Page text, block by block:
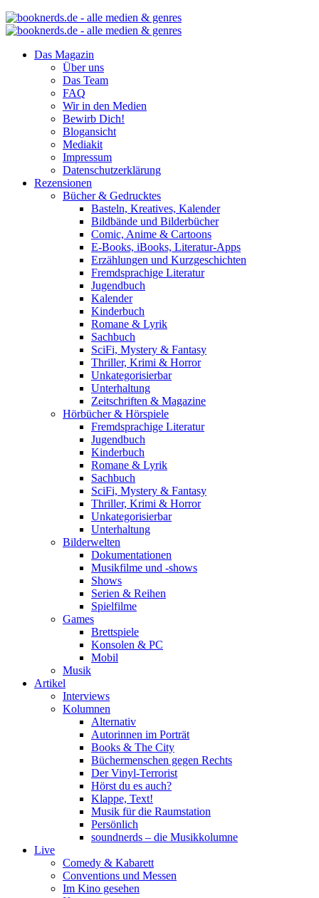
Das Magazin
Über uns
Das Team
FAQ
Wir in den Medien
Bewirb Dich!
Blogansicht
Mediakit
Impressum
Datenschutzerklärung
Rezensionen
Bücher & Gedrucktes
Basteln, Kreatives, Kalender
Bildbände und Bilderbücher
Comic, Anime & Cartoons
E-Books, iBooks, Literatur-Apps
Erzählungen und Kurzgeschichten
Fremdsprachige Literatur
Jugendbuch
Kalender
Kinderbuch
Romane & Lyrik
Sachbuch
SciFi, Mystery & Fantasy
Thriller, Krimi & Horror
Unkategorisierbar
Unterhaltung
Zeitschriften & Magazine
Hörbücher & Hörspiele
Fremdsprachige Literatur
Jugendbuch
Kinderbuch
Romane & Lyrik
Sachbuch
SciFi, Mystery & Fantasy
Thriller, Krimi & Horror
Unkategorisierbar
Unterhaltung
Bilderwelten
Dokumentationen
Musikfilme und -shows
Shows
Serien & Reihen
Spielfilme
Games
Brettspiele
Konsolen & PC
Mobil
Musik
Artikel
Interviews
Kolumnen
Alternativ
Autorinnen im Porträt
Books & The City
Büchermenschen gegen Rechts
Der Vinyl-Terrorist
Hörst du es auch?
Klappe, Text!
Musik für die Raumstation
Persönlich
soundnerds – die Musikkolumne
Live
Comedy & Kabarett
Conventions und Messen
Im Kino gesehen